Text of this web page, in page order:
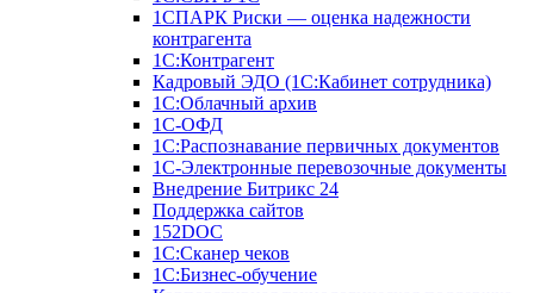
1СПАРК Риски — оценка надежности
контрагента
1С:Контрагент
Кадровый ЭДО (1С:Кабинет сотрудника)
1С:Облачный архив
1С-ОФД
1С:Распознавание первичных документов
1С-Электронные перевозочные документы
Внедрение Битрикс 24
Поддержка сайтов
152DOC
1С:Сканер чеков
1С:Бизнес-обучение